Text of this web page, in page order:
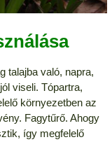
talajba való, napra,
viseli. Tópartra,
környezetben az
Fagytűrő. Ahogy
így megfelelő